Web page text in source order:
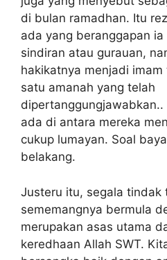
di bulan ramadhan. Itu
ada yang beranggapan
sindiran atau gurauan,
hakikatnya menjadi
satu amanah yang telah
ada di antara mereka
cukup lumayan. Soal
belakang.
Justeru itu, segala tindak
sememangnya bermula
merupakan asas utama
keredhaan Allah SWT.